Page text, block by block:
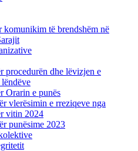
komunikim të brendshëm në
procedurën dhe lëvizjen e
Orarin e punës
vlerësimin e rreziqeve nga
vitin 2024
punësime 2023